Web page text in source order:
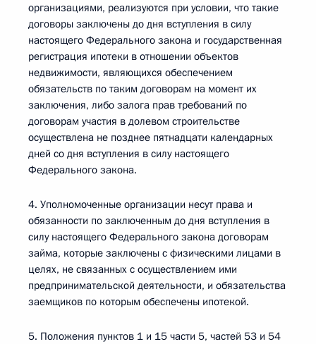
организациями, реализуются при условии, что такие
договоры заключены до дня вступления в силу
настоящего Федерального закона и государственная
регистрация ипотеки в отношении объектов
недвижимости, являющихся обеспечением
обязательств по таким договорам на момент их
заключения, либо залога прав требований по
договорам участия в долевом строительстве
осуществлена не позднее пятнадцати календарных
дней со дня вступления в силу настоящего
Федерального закона.
4. Уполномоченные организации несут права и
обязанности по заключенным до дня вступления в
силу настоящего Федерального закона договорам
займа, которые заключены с физическими лицами в
целях, не связанных с осуществлением ими
предпринимательской деятельности, и обязательства
заемщиков по которым обеспечены ипотекой.
5. Положения пунктов 1 и 15 части 5, частей 53 и 54